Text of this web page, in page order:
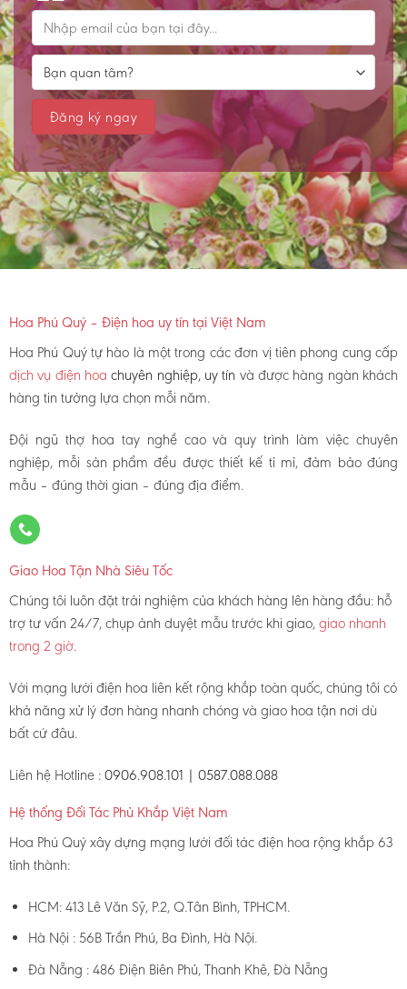
Hoa Phú Quý – Điện hoa uy tín tại Việt Nam
Hoa Phú Quý tự hào là một trong các đơn vị tiên phong cung cấp
dịch vụ điện hoachuyên nghiệp, uy tín và được hàng ngàn khách
hàng tin tưởng lựa chọn mỗi năm.
Đội ngũ thợ hoa tay nghề cao và quy trình làm việc chuyên
nghiệp, mỗi sản phẩm đều được thiết kế tỉ mỉ, đảm bảo đúng
mẫu – đúng thời gian – đúng địa điểm.
Giao Hoa Tận Nhà Siêu Tốc
Chúng tôi luôn đặt trải nghiệm của khách hàng lên hàng đầu: hỗ
trợ tư vấn 24/7, chụp ảnh duyệt mẫu trước khi giao,giao nhanh
trong 2 giờ.
Với mạng lưới điện hoa liên kết rộng khắp toàn quốc, chúng tôi có
khả năng xử lý đơn hàng nhanh chóng và giao hoa tận nơi dù
bất cứ đâu.
Liên hệ Hotline : 0906.908.101 | 0587.088.088
Hệ thống Đối Tác Phủ Khắp Việt Nam
Hoa Phú Quý xây dựng mạng lưới đối tác điện hoa rộng khắp 63
tỉnh thành:
HCM: 413 Lê Văn Sỹ, P.2, Q.Tân Bình, TPHCM.
Hà Nội : 56B Trần Phú, Ba Đình, Hà Nội.
Đà Nẵng : 486 Điện Biên Phủ, Thanh Khê, Đà Nẵng